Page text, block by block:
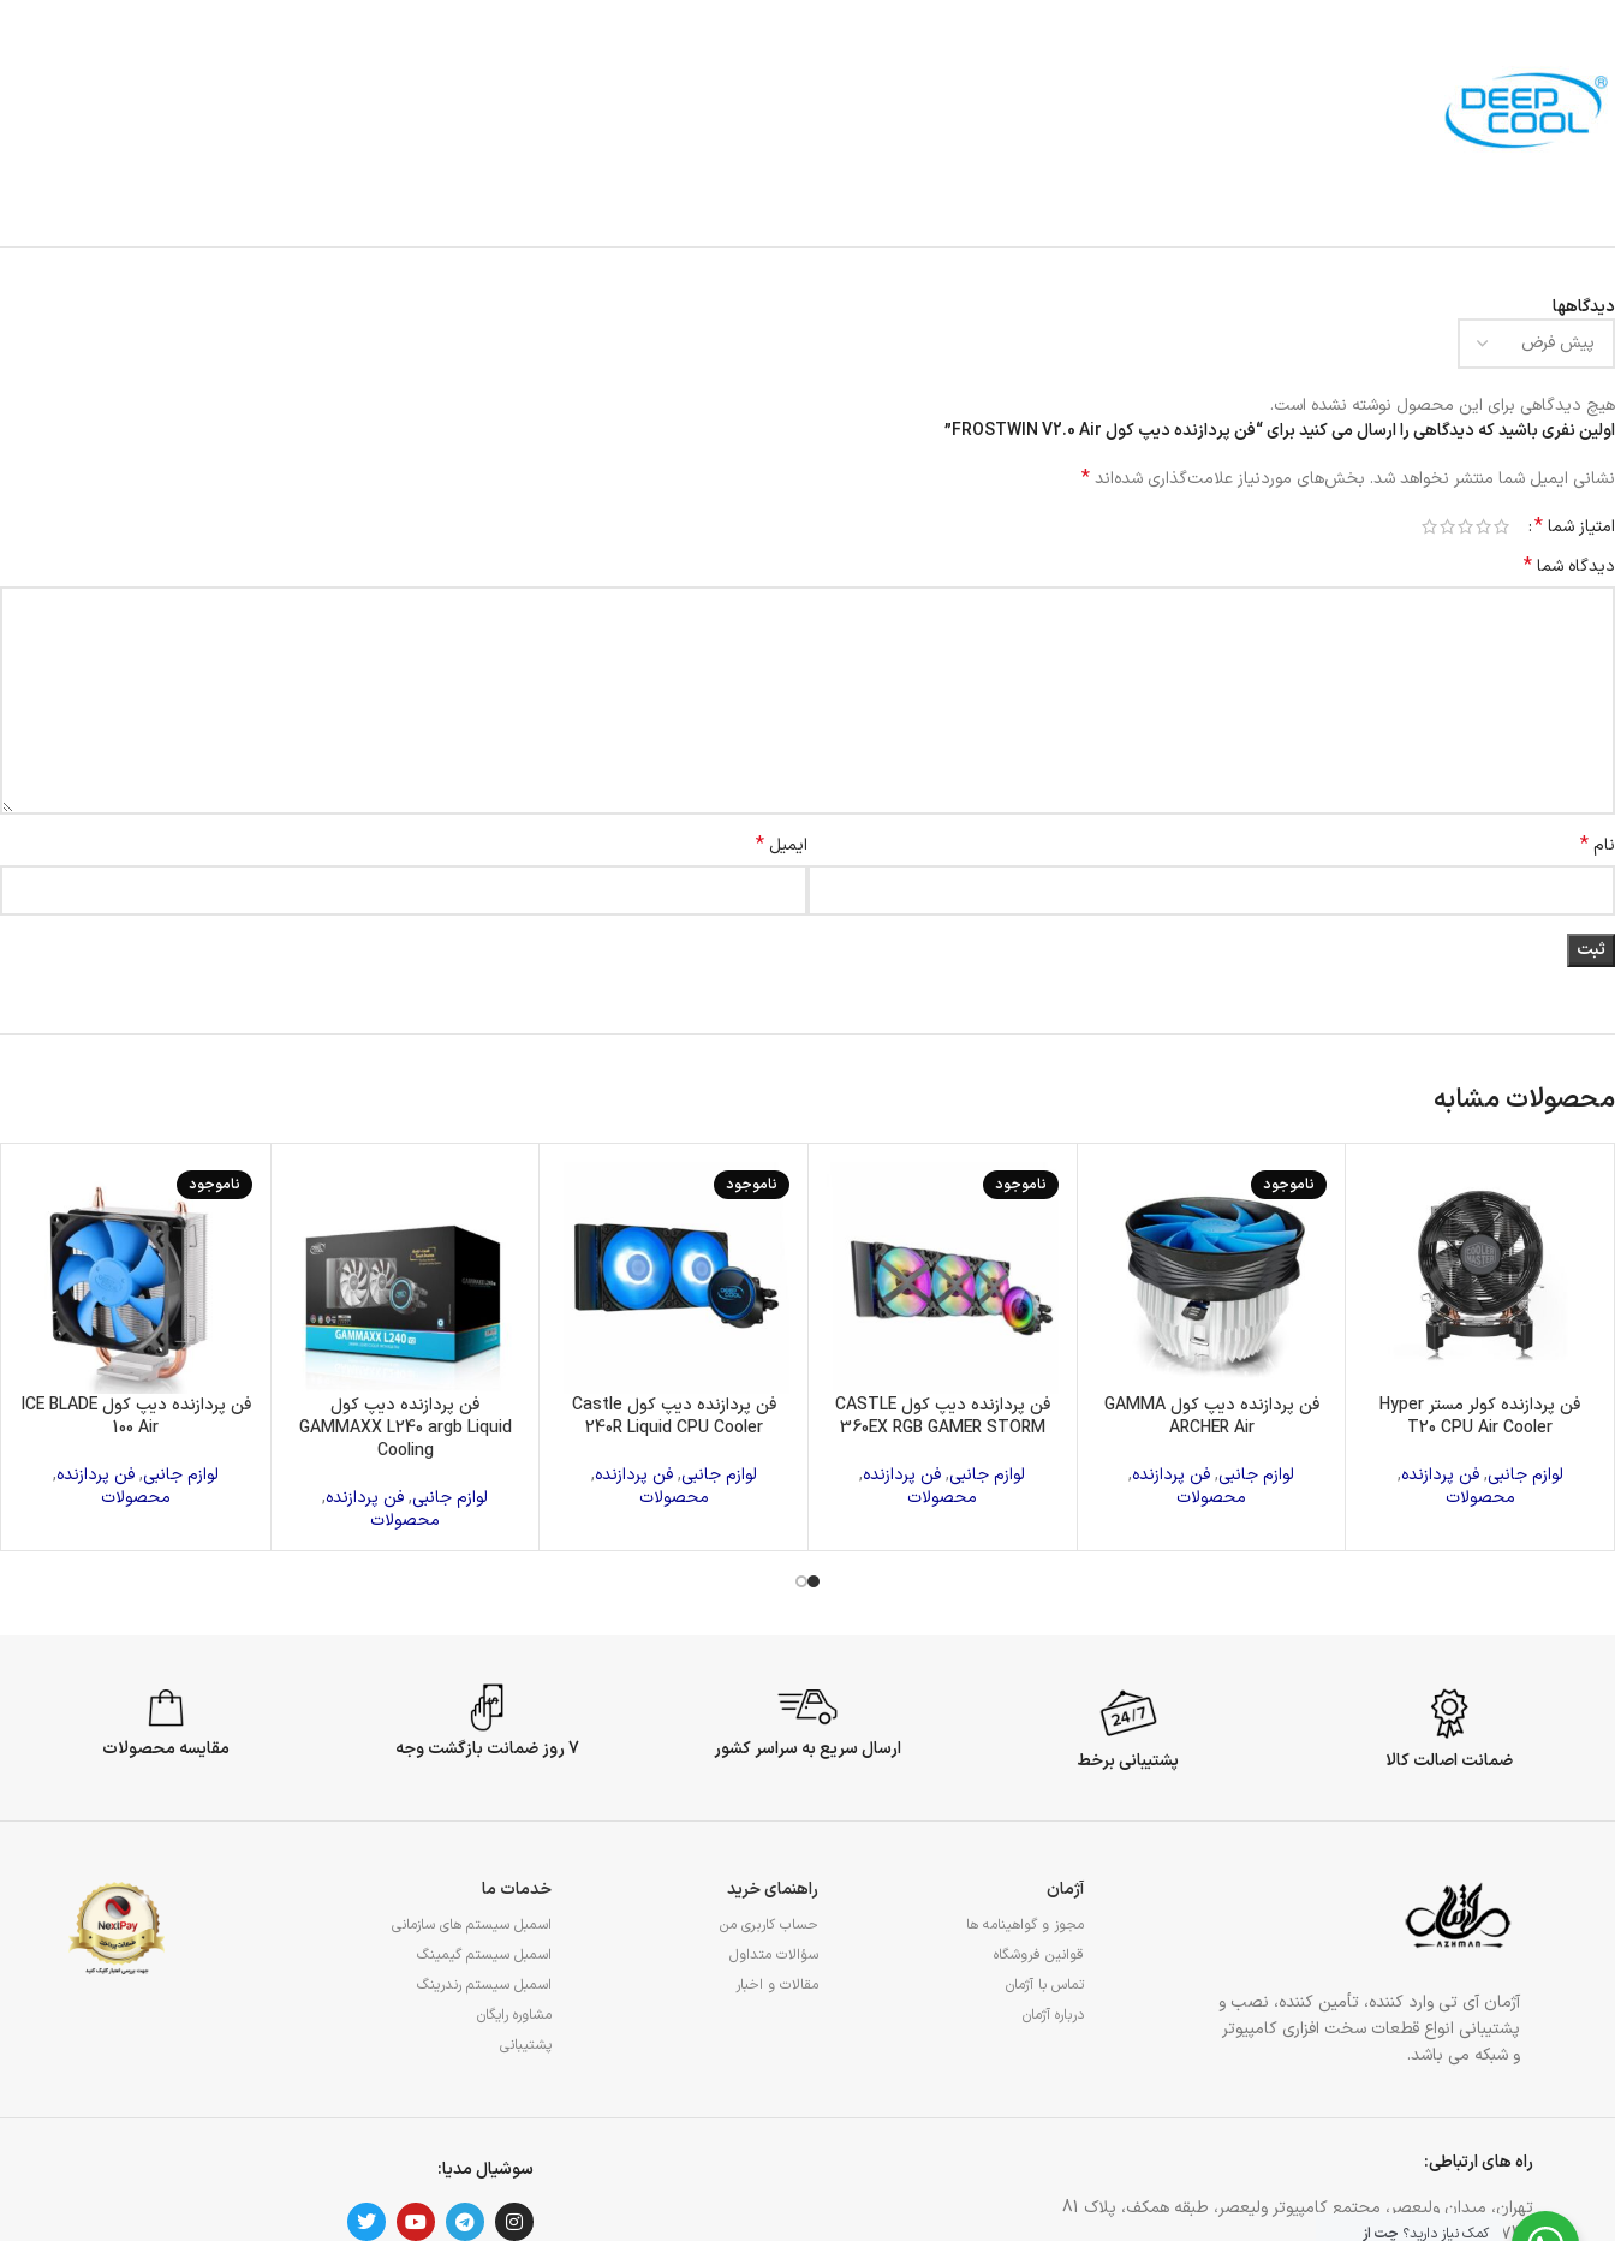
دیدگاهها
هیچ دیدگاهی برای این محصول نوشته نشده است.
اولین نفری باشید که دیدگاهی را ارسال می کنید برای “فن پردازنده دیپ کول FROSTWIN V2.0 Air”
نشانی ایمیل شما منتشر نخواهد شد. بخش‌های موردنیاز علامت‌گذاری شده‌اند*
امتیاز شما*
دیدگاه شما*
نام* ایمیل *
محصولات مشابه
فن پردازنده کولر مستر Hyper
T20 CPU Air Cooler
لوازم جانبی,فن پردازنده,
محصولات
ناموجود
فن پردازنده دیپ کول GAMMA
ARCHER Air
لوازم جانبی,فن پردازنده,
محصولات
ناموجود
فن پردازنده دیپ کول CASTLE
360EX RGB GAMER STORM
لوازم جانبی,فن پردازنده,
محصولات
ناموجود
فن پردازنده دیپ کول Castle
240R Liquid CPU Cooler
لوازم جانبی,فن پردازنده,
محصولات
فن پردازنده دیپ کول
GAMMAXX L240 argb Liquid
Cooling
لوازم جانبی,فن پردازنده,
محصولات
ناموجود
فن پردازنده دیپ کول ICE BLADE
100 Air
لوازم جانبی,فن پردازنده,
محصولات
ضمانت اصالت کالا پشتیبانی برخط ارسال سریع به سراسر کشور 7 روز ضمانت بازگشت وجه مقایسه محصولات
آژمان آی تی وارد کننده، تأمین کننده، نصب و
پشتیبانی انواع قطعات سخت افزاری کامپیوتر
و شبکه می باشد.
آژمان
مجوز و گواهینامه ها
قوانین فروشگاه
تماس با آژمان
درباره آژمان
راهنمای خرید
حساب کاربری من
سؤالات متداول
مقالات و اخبار
خدمات ما
اسمبل سیستم های سازمانی
اسمبل سیستم گیمینگ
اسمبل سیستم رندرینگ
مشاوره رایگان
پشتیبانی
راه های ارتباطی:
تهران، میدان ولیعصر، مجتمع کامپیوتر ولیعصر، طبقه همکف، پلاک 81
021-88905744
سوشیال مدیا:
کمک نیاز دارید؟ چت از